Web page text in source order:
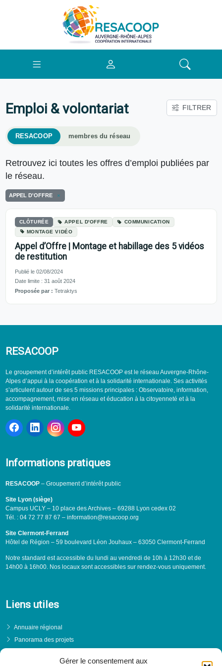
Gérer le consentement aux
Emploi & volontariat FILTRER
RESACOOP membres du réseau
Retrouvez ici toutes les offres d’emploi publiées par
le réseau.
APPEL D'OFFRE
CLÔTURÉE APPEL D'OFFRE
COMMUNICATION
MONTAGE VIDÉO
Appel d’Offre | Montage et habillage des 5 vidéos
de restitution
Publié le 02/08/2024
Date limite : 31 août 2024
Proposée par : Tetraktys
RESACOOP
Le groupement d’intérêt public RESACOOP est le réseau Auvergne-Rhône-
Alpes d’appui à la coopération et à la solidarité internationale. Ses activités
s’articulent autour de ses 5 missions principales : Observatoire, information,
accompagnement, mise en réseau et éducation à la citoyenneté et à la
solidarité internationale.
Informations pratiques
RESACOOP– Groupement d’intérêt public
Site Lyon (siège)
Campus UCLY – 10 place des Archives – 69288 Lyon cedex 02
Tél. : 04 72 77 87 67 – information@resacoop.org
Site Clermont-Ferrand
Hôtel de Région – 59 boulevard Léon Jouhaux – 63050 Clermont-Ferrand
Notre standard est accessible du lundi au vendredi de 10h à 12h30 et de
14h00 à 16h00. Nos locaux sont accessibles sur rendez-vous uniquement.
Liens utiles
Annuaire régional
Panorama des projets